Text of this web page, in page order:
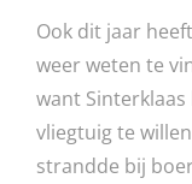
Ook dit jaar
weer weten te
want
vliegtuig te
strandde bij